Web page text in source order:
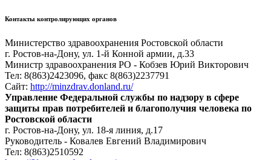
Контакты контролирующих органов
Министерство здравоохранения Ростовской области
г. Ростов-на-Дону, ул. 1-й Конной армии, д.33
Министр здравоохранения РО - Кобзев Юрий Викторович
Тел: 8(863)2423096, факс 8(863)2237791
Сайт: http://minzdrav.donland.ru/
Управление Федеральной службы по надзору в сфере
защиты прав потребителей и благополучия человека по
Ростовской области
г. Ростов-на-Дону, ул. 18-я линия, д.17
Руководитель - Ковалев Евгений Владимирович
Тел: 8(863)2510592